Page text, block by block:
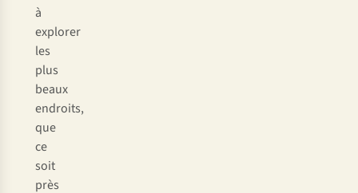
à
explorer
les
plus
beaux
endroits,
que
ce
soit
près